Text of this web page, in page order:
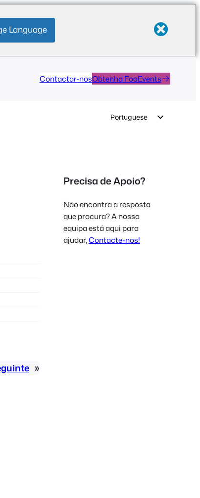
Language
Contactar-nosObtenha FooEvents
Portuguese
Spanish
French
Polish
»
Precisa de Apoio?
Não encontra a resposta
que procura? A nossa
equipa está aqui para
ajudar,Contacte-nos!